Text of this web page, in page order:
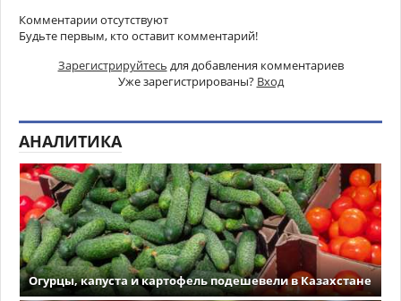
Комментарии отсутствуют
Будьте первым, кто оставит комментарий!
Зарегистрируйтесь для добавления комментариев
Уже зарегистрированы? Вход
АНАЛИТИКА
Огурцы, капуста и картофель подешевели в Казахстане